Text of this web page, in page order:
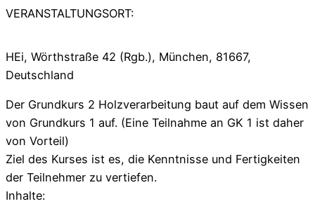
VERANSTALTUNGSORT:
HEi, Wörthstraße 42 (Rgb.), München, 81667,
Deutschland
Der Grundkurs 2 Holzverarbeitung baut auf dem Wissen
von Grundkurs 1 auf. (Eine Teilnahme an GK 1 ist daher
von Vorteil)
Ziel des Kurses ist es, die Kenntnisse und Fertigkeiten
der Teilnehmer zu vertiefen.
Inhalte: